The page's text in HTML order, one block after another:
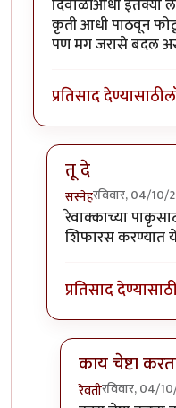
दिवाळीआधी
कृती आधी पाठवून
पण मग जरासे बदल
प्रतिसाद देण्यासाठी
तू दे
सस्नेहरविवार, 04/10/
In reply toमला
रेवाक्काच्या
शिफारस करण्यात
प्रतिसाद
काय चेष्टा
रेवतीरविवार, 04/